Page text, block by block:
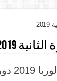
2019
تكميلية